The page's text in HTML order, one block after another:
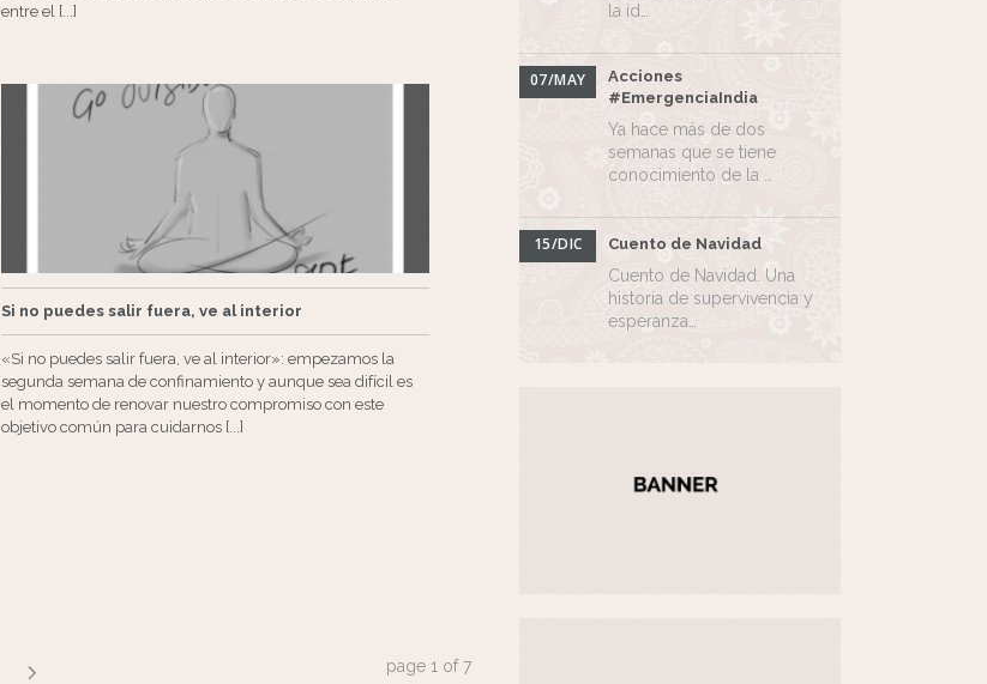
entre el [...]
Si no puedes salir fuera, ve al interior
«Si no puedes salir fuera, ve al interior»: empezamos la
segunda semana de confinamiento y aunque sea difícil es
el momento de renovar nuestro compromiso con este
objetivo común para cuidarnos [...]
page1 of7
la id…
07/MAY
Acciones
#EmergenciaIndia
Ya hace más de dos
semanas que se tiene
conocimiento de la …
15/DIC Cuento de Navidad
Cuento de Navidad. Una
historia de supervivencia y
esperanza…